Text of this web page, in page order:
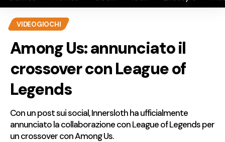
VIDEOGIOCHI
Among Us: annunciato il
crossover con League of
Legends
Con un post sui social, Innersloth ha ufficialmente
annunciato la collaborazione con League of Legends per
un crossover con Among Us.